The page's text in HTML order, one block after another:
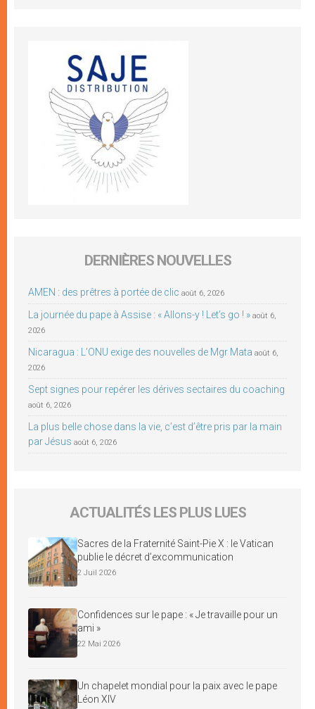
DERNIÈRES NOUVELLES
AMEN : des prêtres à portée de clic août 6, 2026
La journée du pape à Assise : « Allons-y ! Let’s go ! » août 6,
2026
Nicaragua : L’ONU exige des nouvelles de Mgr Mata août 6,
2026
Sept signes pour repérer les dérives sectaires du coaching
août 6, 2026
La plus belle chose dans la vie, c’est d’être pris par la main
par Jésus août 6, 2026
ACTUALITÉS LES PLUS LUES
Sacres de la Fraternité Saint-Pie X : le Vatican
publie le décret d’excommunication
2 Juil 2026
Confidences sur le pape : « Je travaille pour un
ami »
22 Mai 2026
Un chapelet mondial pour la paix avec le pape
Léon XIV